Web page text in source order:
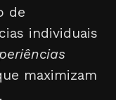
de
individuais
maximizam